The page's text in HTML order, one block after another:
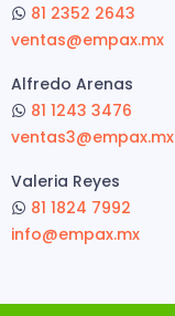
81 2352 2643
ventas@empax.mx
Alfredo Arenas
81 1243 3476
ventas3@empax.mx
Valeria Reyes
81 1824 7992
info@empax.mx